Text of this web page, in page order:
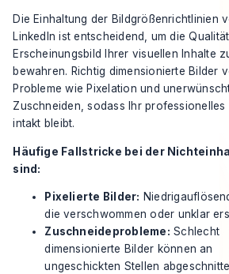
Die Einhaltung der Bildgrößenrichtlinien
LinkedIn ist entscheidend, um die
Erscheinungsbild Ihrer visuellen Inhalte
bewahren. Richtig dimensionierte Bilder
Probleme wie Pixelation und
Zuschneiden, sodass Ihr professionelles
intakt bleibt.
Häufige Fallstricke bei der
sind:
Pixelierte Bilder:
die verschwommen oder unklar
Zuschneideprobleme: Schlecht
dimensionierte Bilder können an
ungeschickten Stellen